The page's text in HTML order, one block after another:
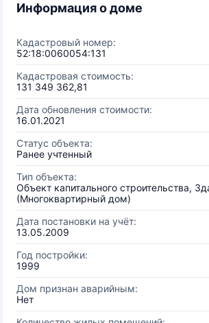
Информация о доме
Кадастровый номер:
52:18:0060054:131
Кадастровая стоимость:
131 349 362,81
Дата обновления стоимости:
16.01.2021
Статус объекта:
Ранее учтенный
Тип объекта:
Объект капитального строительства,
(Многоквартирный дом)
Дата постановки на учёт:
13.05.2009
Год постройки:
1999
Дом признан аварийным:
Нет